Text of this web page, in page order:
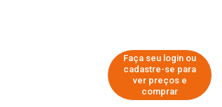
Faça seu login ou
cadastre-se para
ver preços e
comprar